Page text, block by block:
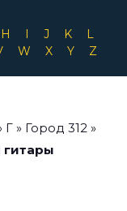
H I J K
L
W X Y Z
Г » Город 312 »
гитары